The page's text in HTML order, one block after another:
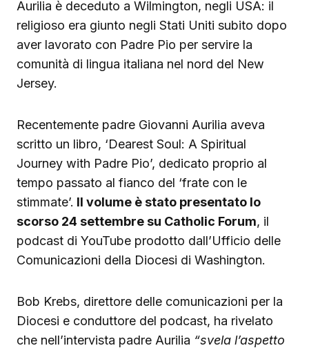
Aurilia è deceduto a Wilmington, negli USA: il
religioso era giunto negli Stati Uniti subito dopo
aver lavorato con Padre Pio per servire la
comunità di lingua italiana nel nord del New
Jersey.
Recentemente padre Giovanni Aurilia aveva
scritto un libro, ‘Dearest Soul: A Spiritual
Journey with Padre Pio’, dedicato proprio al
tempo passato al fianco del ‘frate con le
stimmate’. Il volume è stato presentato lo
scorso 24 settembre su Catholic Forum, il
podcast di YouTube prodotto dall’Ufficio delle
Comunicazioni della Diocesi di Washington.
Bob Krebs, direttore delle comunicazioni per la
Diocesi e conduttore del podcast, ha rivelato
che nell’intervista padre Aurilia “svela l’aspetto